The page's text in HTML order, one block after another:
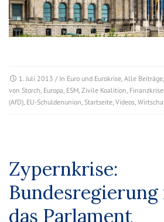
1. Juli 2013 / In Euro und Eurokrise Alle Beiträge
von Storch Europa ESM Zivile Koalition
(AfD) EU-Schuldenunion Startseite Videos
Zypernkrise:
das Parlament